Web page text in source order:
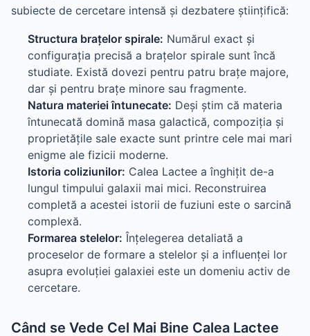
subiecte de cercetare intensă și dezbatere științifică:
Structura brațelor spirale: Numărul exact și
configurația precisă a brațelor spirale sunt încă
studiate. Există dovezi pentru patru brațe majore,
dar și pentru brațe minore sau fragmente.
Natura materiei întunecate: Deși știm că materia
întunecată domină masa galactică, compoziția și
proprietățile sale exacte sunt printre cele mai mari
enigme ale fizicii moderne.
Istoria coliziunilor: Calea Lactee a înghițit de-a
lungul timpului galaxii mai mici. Reconstruirea
completă a acestei istorii de fuziuni este o sarcină
complexă.
Formarea stelelor: Înțelegerea detaliată a
proceselor de formare a stelelor și a influenței lor
asupra evoluției galaxiei este un domeniu activ de
cercetare.
Când se Vede Cel Mai Bine Calea Lactee